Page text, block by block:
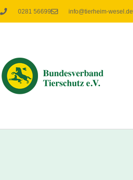
0281 56699 info@tierheim-wesel.de